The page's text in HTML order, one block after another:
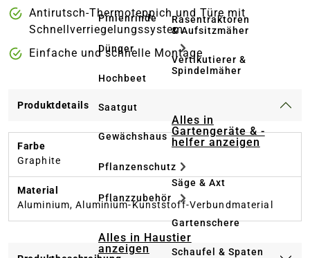
Pinienrinde
Dünger
Hochbeet
Saatgut
Gewächshaus
Pflanzenschutz
Pflanzzubehör
Alles in Haustier
anzeigen
Rasentraktoren
& Aufsitzmäher
Vertikutierer &
Spindelmäher
Alles in
Gartengeräte & -
helfer anzeigen
Säge & Axt
Gartenschere
Schaufel & Spaten
Antirutsch-Thermoteppich und Türe mit
Schnellverriegelungssystem
Einfache und schnelle Montage
Produktdetails
Farbe
Graphite
Material
Aluminium, Aluminium-Kunststoff-Verbundmaterial